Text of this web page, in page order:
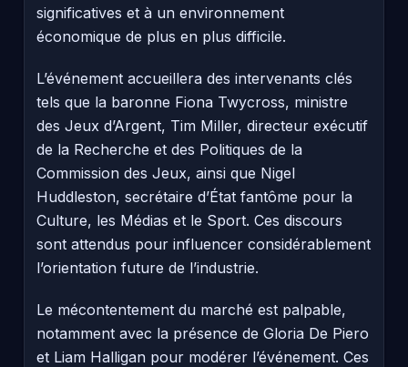
significatives et à un environnement
économique de plus en plus difficile.
L’événement accueillera des intervenants clés
tels que la baronne Fiona Twycross, ministre
des Jeux d’Argent, Tim Miller, directeur exécutif
de la Recherche et des Politiques de la
Commission des Jeux, ainsi que Nigel
Huddleston, secrétaire d’État fantôme pour la
Culture, les Médias et le Sport. Ces discours
sont attendus pour influencer considérablement
l’orientation future de l’industrie.
Le mécontentement du marché est palpable,
notamment avec la présence de Gloria De Piero
et Liam Halligan pour modérer l’événement. Ces